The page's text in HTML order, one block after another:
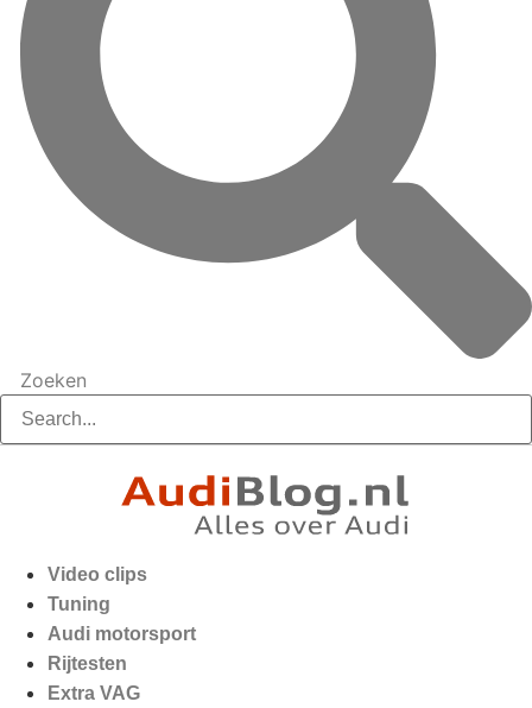
Zoeken
Video clips
Tuning
Audi motorsport
Rijtesten
Extra VAG